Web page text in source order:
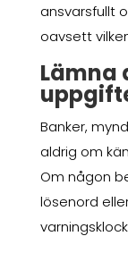
ansvarsfullt
oavsett
Lämna
Banker,
aldrig om
Om någon
lösenord